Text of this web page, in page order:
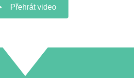
Přehrát video